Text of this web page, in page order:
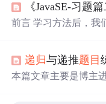
始学习算法的新手，
这一个抽象的概念不
还是非常有成就感的
的意义，所以乘现在
并将其作为我的第一
《JavaSE-习题
前言 学习方法后，我
理解。
递归与递推题目
本篇文章主要是博主